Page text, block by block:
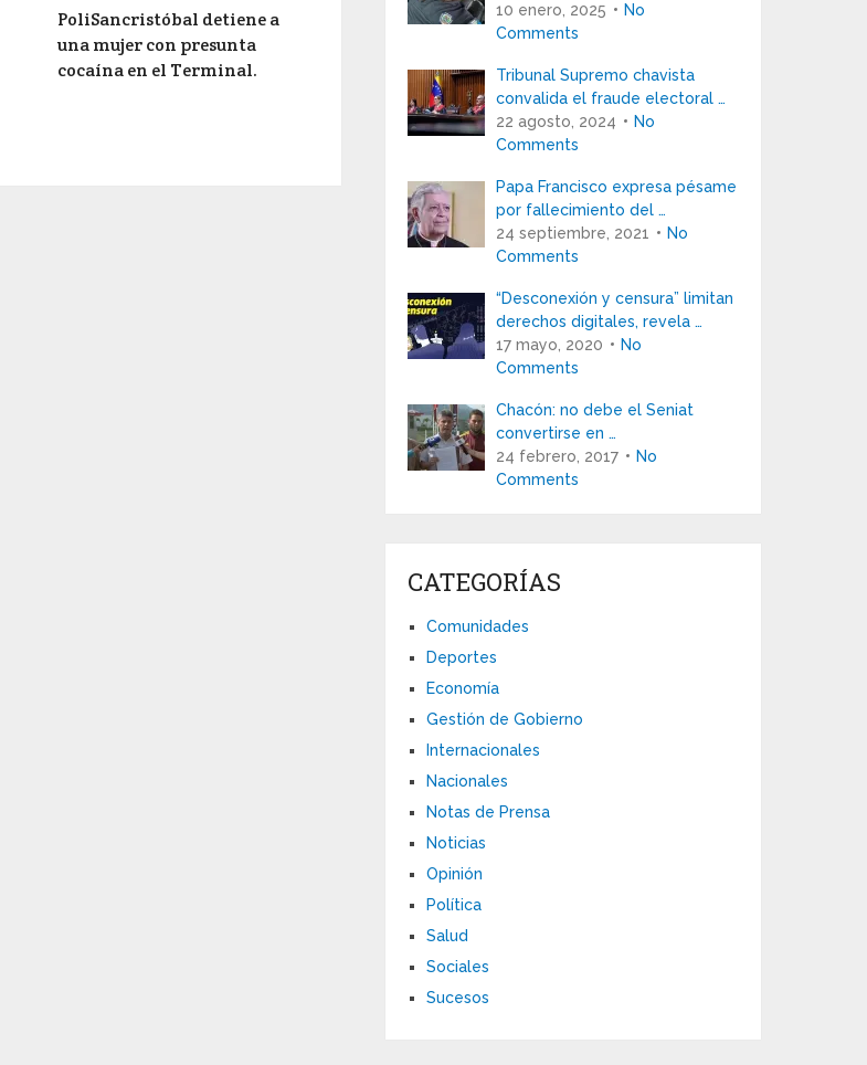
PoliSancristóbal detiene a
una mujer con presunta
cocaína en el Terminal.
10 enero, 2025
No
Comments
Tribunal Supremo chavista
convalida el fraude electoral …
22 agosto, 2024
No
Comments
Papa Francisco expresa pésame
por fallecimiento del …
24 septiembre, 2021
No
Comments
“Desconexión y censura” limitan
derechos digitales, revela …
17 mayo, 2020
No
Comments
Chacón: no debe el Seniat
convertirse en …
24 febrero, 2017
No
Comments
CATEGORÍAS
Comunidades
Deportes
Economía
Gestión de Gobierno
Internacionales
Nacionales
Notas de Prensa
Noticias
Opinión
Política
Salud
Sociales
Sucesos